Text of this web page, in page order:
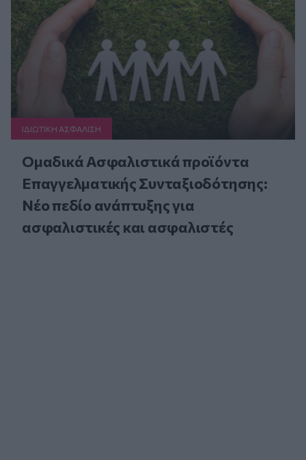
ΙΔΙΩΤΙΚΗ ΑΣΦAΛΙΣΗ
Ομαδικά Ασφαλιστικά προϊόντα
Επαγγελματικής Συνταξιοδότησης:
Νέο πεδίο ανάπτυξης για
ασφαλιστικές και ασφαλιστές